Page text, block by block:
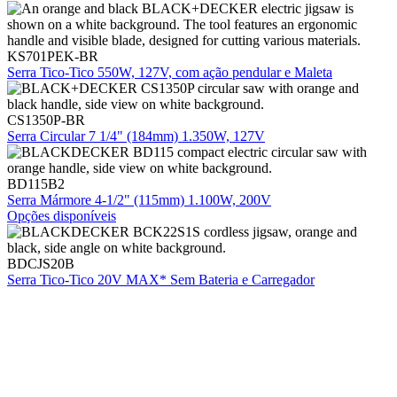
KS701PEK-BR
Serra Tico-Tico 550W, 127V, com ação pendular e Maleta
CS1350P-BR
Serra Circular 7 1/4" (184mm) 1.350W, 127V
BD115B2
Serra Mármore 4-1/2" (115mm) 1.100W, 200V
Opções disponíveis
BDCJS20B
Serra Tico-Tico 20V MAX* Sem Bateria e Carregador